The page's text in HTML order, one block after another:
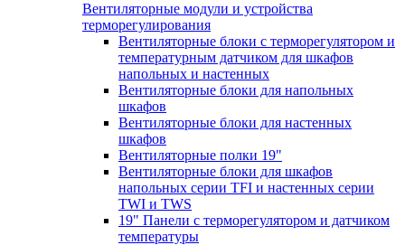
Вентиляторные модули и устройства
терморегулирования
Вентиляторные блоки с терморегулятором и
температурным датчиком для шкафов
напольных и настенных
Вентиляторные блоки для напольных
шкафов
Вентиляторные блоки для настенных
шкафов
Вентиляторные полки 19"
Вентиляторные блоки для шкафов
напольных серии TFI и настенных серии
TWI и TWS
19" Панели с терморегулятором и датчиком
температуры